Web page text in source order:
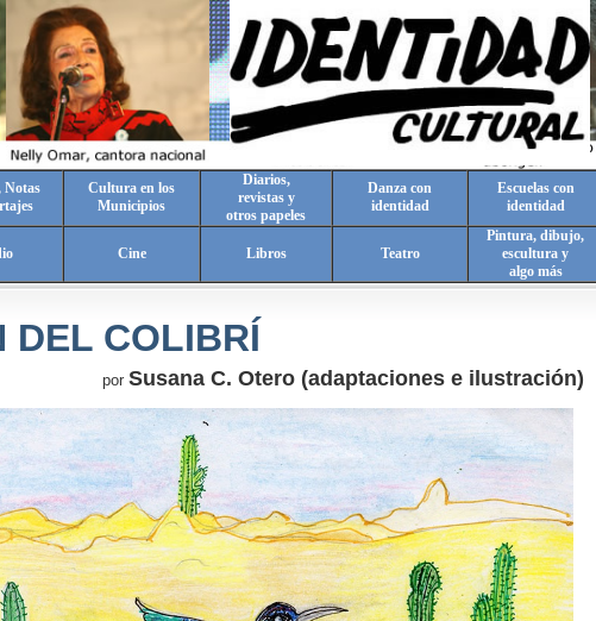
Notas
Cultura en los
Municipios
Diarios,
revistas y
otros papeles
Danza con
identidad
Escuelas con
identidad
Cine Libros Teatro
Pintura, dibujo,
escultura y
algo más
DEL COLIBRÍ
por Susana C. Otero (adaptaciones e ilustración)